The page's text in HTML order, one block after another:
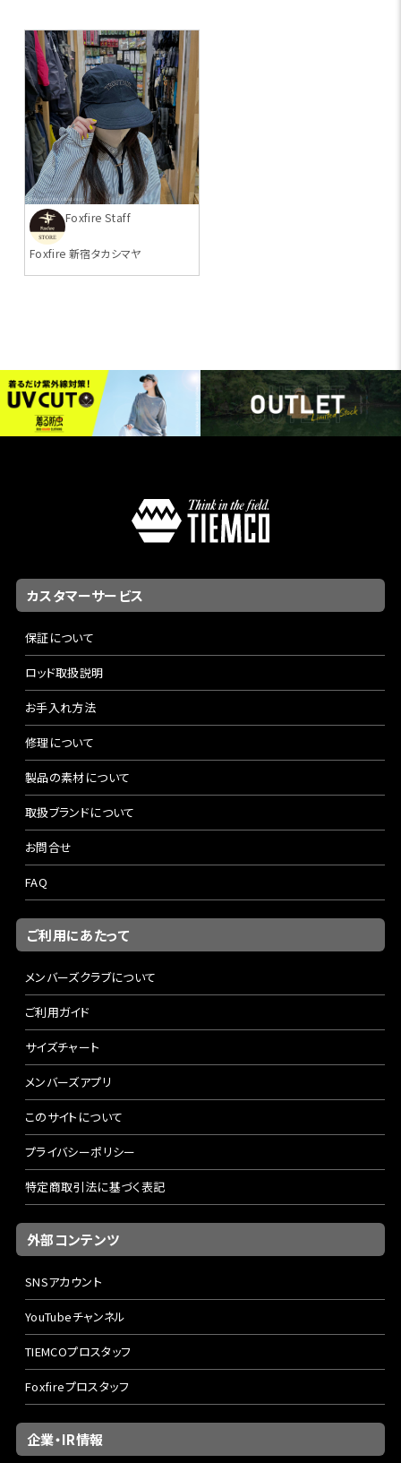
Foxfire Staff
Foxfire 新宿タカシマヤ
カスタマーサービス
保証について
ロッド取扱説明
お手入れ方法
修理について
製品の素材について
取扱ブランドについて
お問合せ
FAQ
ご利用にあたって
メンバーズクラブについて
ご利用ガイド
サイズチャート
メンバーズアプリ
このサイトについて
プライバシーポリシー
特定商取引法に基づく表記
外部コンテンツ
SNSアカウント
YouTubeチャンネル
TIEMCOプロスタッフ
Foxfireプロスタッフ
企業・IR情報